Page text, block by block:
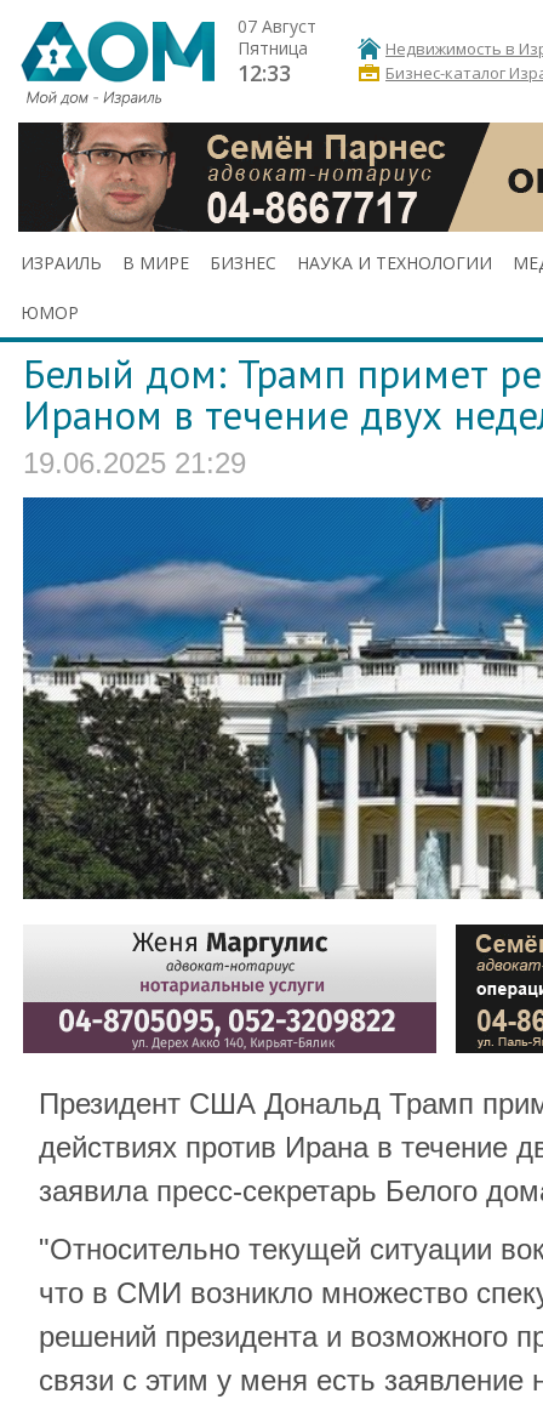
07 Август
Пятница
12:33
Недвижимость в
Бизнес-каталог
ИЗРАИЛЬ В МИРЕ БИЗНЕС НАУКА И ТЕХНОЛОГИИ
ЮМОР
Белый дом: Трамп примет
Ираном в течение двух
19.06.2025 21:29
Президент США Дональд Трамп
действиях против Ирана в течение
заявила пресс-секретарь Белого
"Относительно текущей ситуации
что в СМИ возникло множество
решений президента и возможного
связи с этим у меня есть заявление